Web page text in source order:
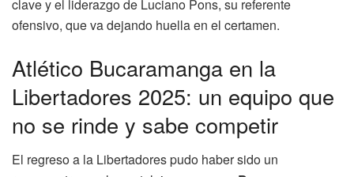
clave y el liderazgo de Luciano Pons, su referente
ofensivo, que va dejando huella en el certamen.
Atlético Bucaramanga en la
Libertadores 2025: un equipo que
no se rinde y sabe competir
El regreso a la Libertadores pudo haber sido un